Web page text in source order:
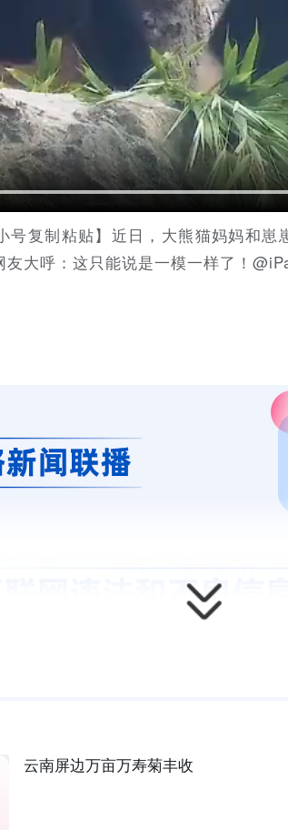
号复制粘贴】近日，大熊猫妈妈和
大呼：这只能说是一模一样了！
云南屏边万亩万寿菊丰收